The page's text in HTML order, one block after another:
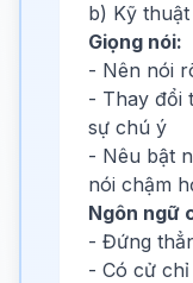
b) Kỹ
Giọng nói:
- Nên nói
- Thay đổi
sự chú ý
- Nêu bật
nói chậm
Ngôn ngữ
- Đứng
- Có cử